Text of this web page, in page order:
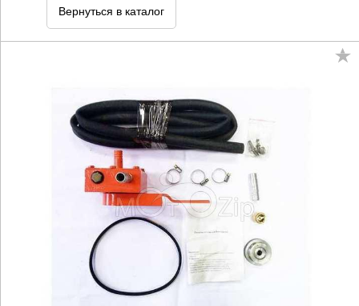
Вернуться в каталог